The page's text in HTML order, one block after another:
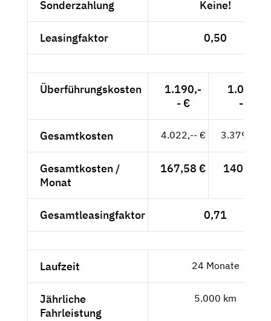
Sonderzahlung Keine!
Leasingfaktor 0,50
Überführungskosten
1.190,-
- €
1.000,-
- €
Gesamtkosten 4.022,-- € 3.379,83 €
Gesamtkosten /
Monat
167,58 € 140,83 €
Gesamtleasingfaktor 0,71
Laufzeit 24 Monate
Jährliche
Fahrleistung
5.000 km